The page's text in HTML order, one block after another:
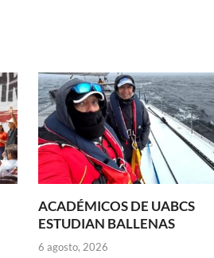
ACADÉMICOS DE UABCS
ESTUDIAN BALLENAS
6 agosto, 2026